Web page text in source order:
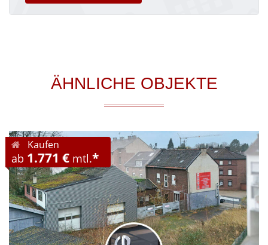
ÄHNLICHE OBJEKTE
Kaufen
ab 1.771 € mtl.*